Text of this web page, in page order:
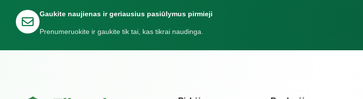
Gaukite naujienas ir geriausius pasiūlymus pirmieji
Prenumeruokite ir gaukite tik tai, kas tikrai naudinga.